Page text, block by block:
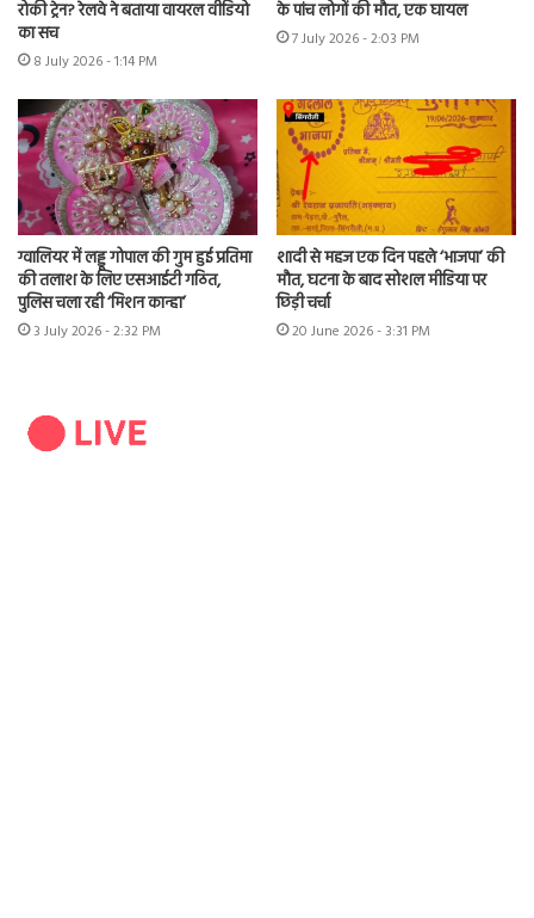
रोकी ट्रेन? रेलवे ने बताया वायरल वीडियो
का सच
8 July 2026 - 1:14 PM
के पांच लोगों की मौत, एक घायल
7 July 2026 - 2:03 PM
ग्वालियर में लड्डू गोपाल की गुम हुई प्रतिमा
की तलाश के लिए एसआईटी गठित,
पुलिस चला रही ‘मिशन कान्हा’
3 July 2026 - 2:32 PM
शादी से महज एक दिन पहले ‘भाजपा’ की
मौत, घटना के बाद सोशल मीडिया पर
छिड़ी चर्चा
20 June 2026 - 3:31 PM